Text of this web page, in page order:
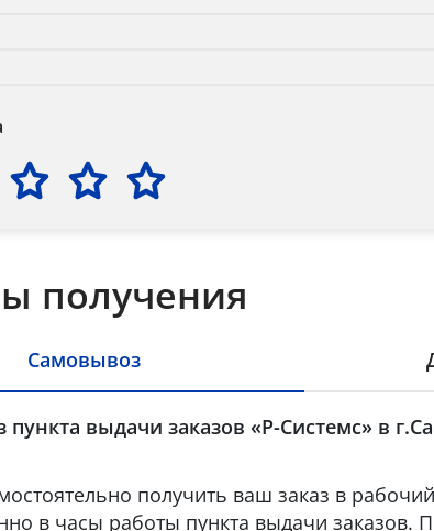
получения
Самовывоз
выдачи заказов «Р-Системс» в
получить ваш заказ в
в часы работы пункта выдачи заказов.